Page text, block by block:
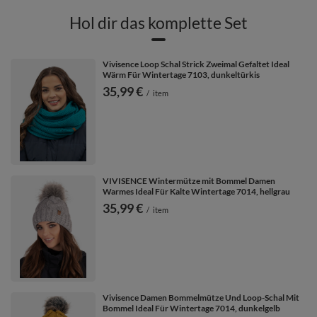
Hol dir das komplette Set
Vivisence Loop Schal Strick Zweimal Gefaltet Ideal
Wärm Für Wintertage 7103, dunkeltürkis
35,99 € / item
VIVISENCE Wintermütze mit Bommel Damen
Warmes Ideal Für Kalte Wintertage 7014, hellgrau
35,99 € / item
Vivisence Damen Bommelmütze Und Loop-Schal Mit
Bommel Ideal Für Wintertage 7014, dunkelgelb